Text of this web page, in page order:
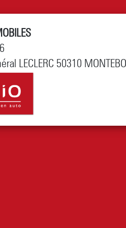
LECLERC 50310